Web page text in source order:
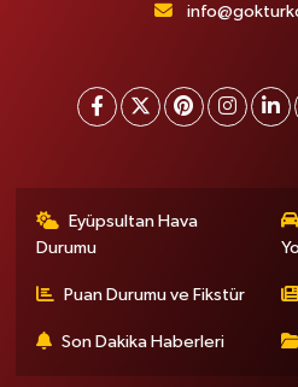
Eyüpsultan Hava
Durumu
Puan Durumu ve Fikstür
Son Dakika Haberleri